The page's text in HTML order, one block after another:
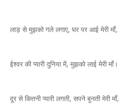
लाड़ से मुझको गले लगाए, घर पर आई मेरी माँ,
ईश्वर की प्यारी दुनिया में, मुझको लाई मेरी माँ।
दूर से कितनी प्यारी लगती, सपने बुनती मेरी माँ,